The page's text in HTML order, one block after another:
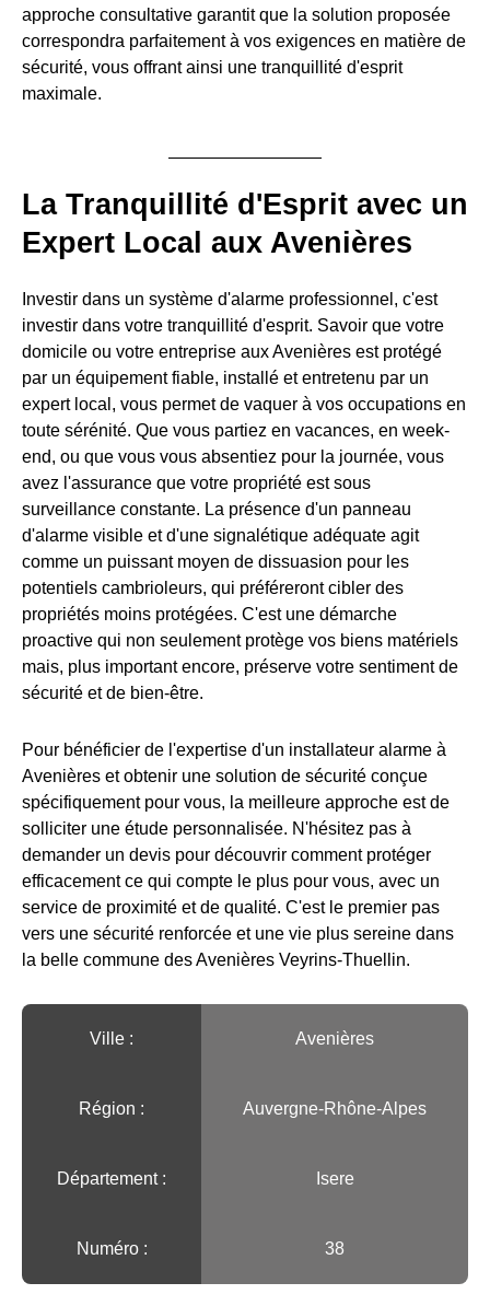
approche consultative garantit que la solution proposée
correspondra parfaitement à vos exigences en matière de
sécurité, vous offrant ainsi une tranquillité d'esprit
maximale.
La Tranquillité d'Esprit avec un
Expert Local aux Avenières
Investir dans un système d'alarme professionnel, c'est
investir dans votre tranquillité d'esprit. Savoir que votre
domicile ou votre entreprise aux Avenières est protégé
par un équipement fiable, installé et entretenu par un
expert local, vous permet de vaquer à vos occupations en
toute sérénité. Que vous partiez en vacances, en week-
end, ou que vous vous absentiez pour la journée, vous
avez l'assurance que votre propriété est sous
surveillance constante. La présence d'un panneau
d'alarme visible et d'une signalétique adéquate agit
comme un puissant moyen de dissuasion pour les
potentiels cambrioleurs, qui préféreront cibler des
propriétés moins protégées. C'est une démarche
proactive qui non seulement protège vos biens matériels
mais, plus important encore, préserve votre sentiment de
sécurité et de bien-être.
Pour bénéficier de l'expertise d'un installateur alarme à
Avenières et obtenir une solution de sécurité conçue
spécifiquement pour vous, la meilleure approche est de
solliciter une étude personnalisée. N'hésitez pas à
demander un devis pour découvrir comment protéger
efficacement ce qui compte le plus pour vous, avec un
service de proximité et de qualité. C'est le premier pas
vers une sécurité renforcée et une vie plus sereine dans
la belle commune des Avenières Veyrins-Thuellin.
Ville :️ Avenières
Région :️ Auvergne-Rhône-Alpes
Département : Isere
Numéro : 38